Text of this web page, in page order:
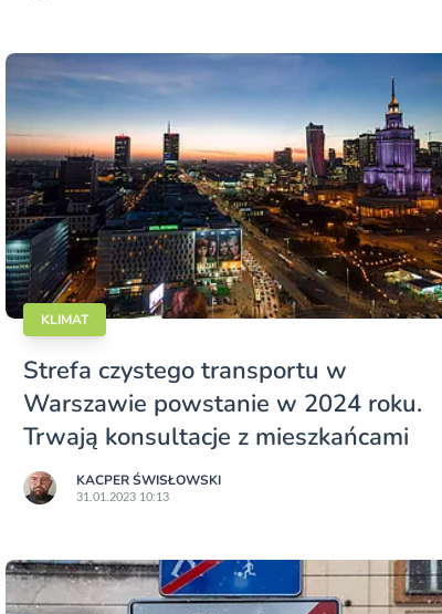
KLIMAT
Strefa czystego transportu w
Warszawie powstanie w 2024 roku.
Trwają konsultacje z mieszkańcami
KACPER ŚWISŁO­WSKI
31.01.2023 10:13